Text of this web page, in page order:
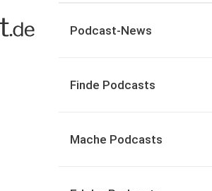
Podcast-News
Finde Podcasts
Mache Podcasts